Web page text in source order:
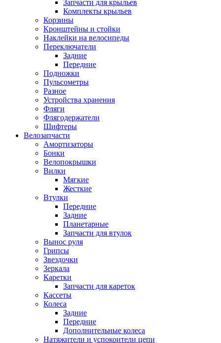
Запчасти для крыльев
Комплекты крыльев
Корзины
Кронштейны и стойки
Наклейки на велосипеды
Переключатели
Задние
Передние
Подножки
Пульсометры
Разное
Устройства хранения
Фляги
Флягодержатели
Шифтеры
Велозапчасти
Амортизаторы
Бонки
Велопокрышки
Вилки
Мягкие
Жесткие
Втулки
Передние
Задние
Планетарные
Запчасти для втулок
Вынос руля
Грипсы
Звездочки
Зеркала
Каретки
Запчасти для кареток
Кассеты
Колеса
Задние
Передние
Дополнительные колеса
Натяжители и успокоители цепи